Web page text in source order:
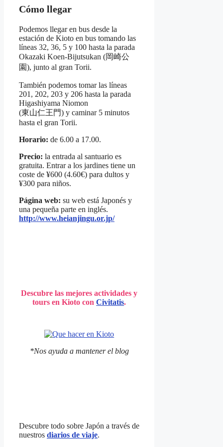
Cómo llegar
Podemos llegar en bus desde la
estación de Kioto en bus tomando las
líneas 32, 36, 5 y 100 hasta la parada
Okazaki Koen-Bijutsukan (岡崎公
園), junto al gran Torii.
También podemos tomar las líneas
201, 202, 203 y 206 hasta la parada
Higashiyama Niomon
(東山仁王門) y caminar 5 minutos
hasta el gran Torii.
Horario: de 6.00 a 17.00.
Precio: la entrada al santuario es
gratuita. Entrar a los jardines tiene un
coste de ¥600 (4.60€) para dultos y
¥300 para niños.
Página web: su web está Japonés y
una pequeña parte en inglés.
http://www.heianjingu.or.jp/
Descubre las mejores actividades y
tours en Kioto conCivitatis.
*Nos ayuda a mantener el blog
Descubre todo sobre Japón a través de
nuestros diarios de viaje.